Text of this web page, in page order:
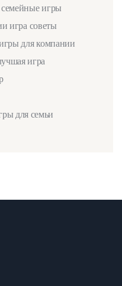
семейные игры
играсоветы
для компании
игра
для семьи